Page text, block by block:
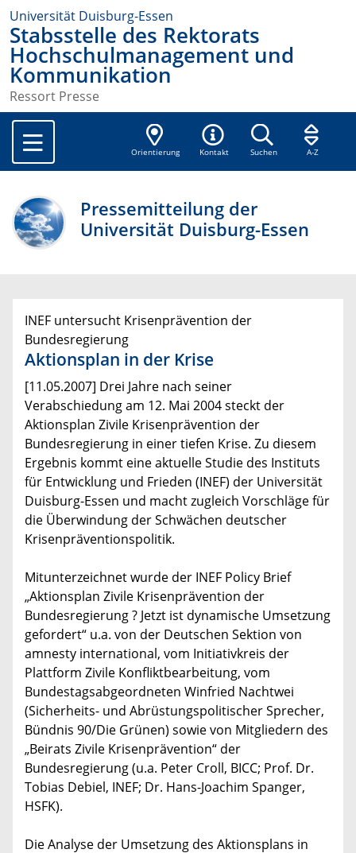
Universität Duisburg-Essen
Stabsstelle des Rektorats
Hochschulmanagement und
Kommunikation
Ressort Presse
Orientierung Kontakt Suchen A-Z
Pressemitteilung der
Universität Duisburg-Essen
INEF untersucht Krisenprävention der
Bundesregierung
Aktionsplan in der Krise
[11.05.2007] Drei Jahre nach seiner
Verabschiedung am 12. Mai 2004 steckt der
Aktionsplan Zivile Krisenprävention der
Bundesregierung in einer tiefen Krise. Zu diesem
Ergebnis kommt eine aktuelle Studie des Instituts
für Entwicklung und Frieden (INEF) der Universität
Duisburg-Essen und macht zugleich Vorschläge für
die Überwindung der Schwächen deutscher
Krisenpräventionspolitik.
Mitunterzeichnet wurde der INEF Policy Brief
„Aktionsplan Zivile Krisenprävention der
Bundesregierung ? Jetzt ist dynamische Umsetzung
gefordert“ u.a. von der Deutschen Sektion von
amnesty international, vom Initiativkreis der
Plattform Zivile Konfliktbearbeitung, vom
Bundestagsabgeordneten Winfried Nachtwei
(Sicherheits- und Abrüstungspolitischer Sprecher,
Bündnis 90/Die Grünen) sowie von Mitgliedern des
„Beirats Zivile Krisenprävention“ der
Bundesregierung (u.a. Peter Croll, BICC; Prof. Dr.
Tobias Debiel, INEF; Dr. Hans-Joachim Spanger,
HSFK).
Die Analyse der Umsetzung des Aktionsplans in